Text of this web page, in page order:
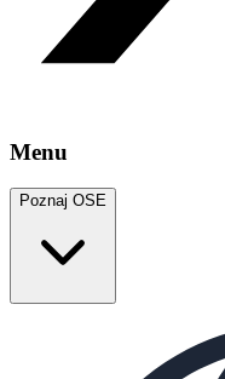
Menu
Poznaj OSE